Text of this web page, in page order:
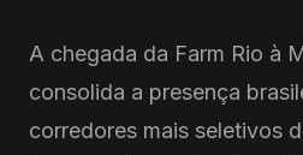
A chegada da Farm Rio à
consolida a presença
corredores mais seletivos